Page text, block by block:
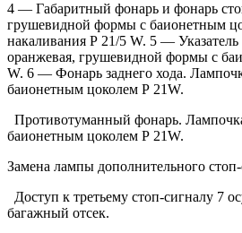
4 — Габаритный фонарь и фонарь
грушевидной формы с баионетным
накаливания Р 21/5 W. 5 —
оранжевая, грушевидной формы с
W. 6 — Фонарь заднего хода.
баионетным цоколем Р 21W.
Противотуманный фонарь.
баионетным цоколем Р 21W.
Замена лампы дополнительного стоп-
Доступ к третьему стоп-сигналу 7
багажный отсек.